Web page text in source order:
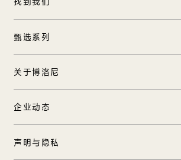
中国区加盟
工程合作
在线客服
甄选系列
实景案例
TOP 12方案
关于博洛尼
品牌历程
品牌发布
企业动态
声明与隐私